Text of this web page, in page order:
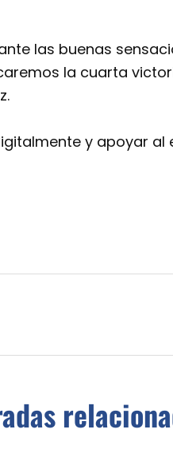
las buenas
la cuarta
y apoyar